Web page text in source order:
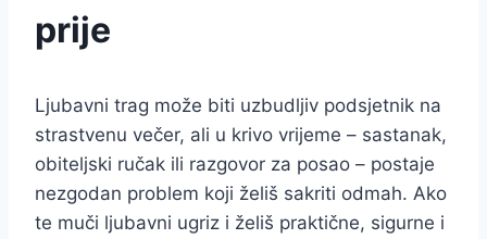
prije
Ljubavni trag može biti uzbudljiv podsjetnik na
strastvenu večer, ali u krivo vrijeme – sastanak,
obiteljski ručak ili razgovor za posao – postaje
nezgodan problem koji želiš sakriti odmah. Ako
te muči ljubavni ugriz i želiš praktične, sigurne i